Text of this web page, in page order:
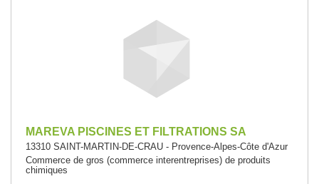
MAREVA PISCINES ET FILTRATIONS SA
13310 SAINT-MARTIN-DE-CRAU - Provence-Alpes-Côte d'Azur
Commerce de gros (commerce interentreprises) de produits
chimiques